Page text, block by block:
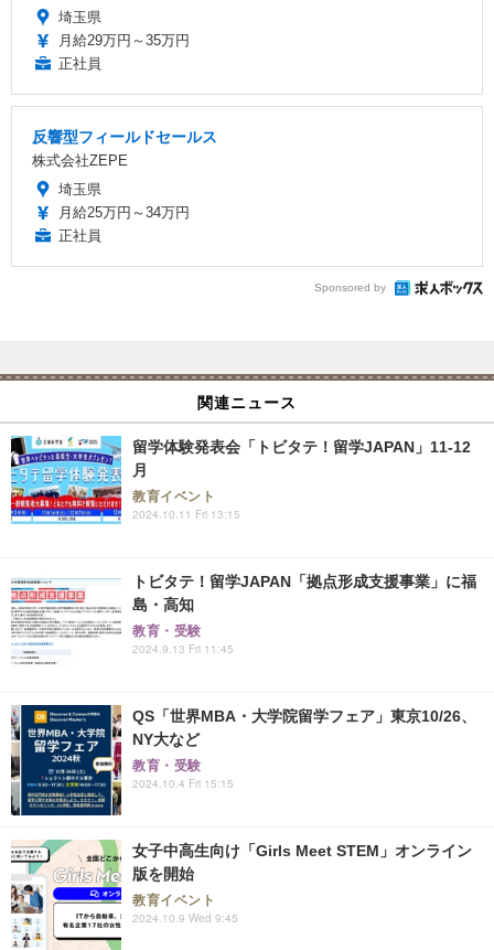
埼玉県
月給29万円～35万円
正社員
反響型フィールドセールス
株式会社ZEPE
埼玉県
月給25万円～34万円
正社員
Sponsored by
関連ニュース
留学体験発表会「トビタテ！留学JAPAN」11-12
月
教育イベント
2024.10.11 Fri 13:15
トビタテ！留学JAPAN「拠点形成支援事業」に福
島・高知
教育・受験
2024.9.13 Fri 11:45
QS「世界MBA・大学院留学フェア」東京10/26、
NY大など
教育・受験
2024.10.4 Fri 15:15
女子中高生向け「Girls Meet STEM」オンライン
版を開始
教育イベント
2024.10.9 Wed 9:45